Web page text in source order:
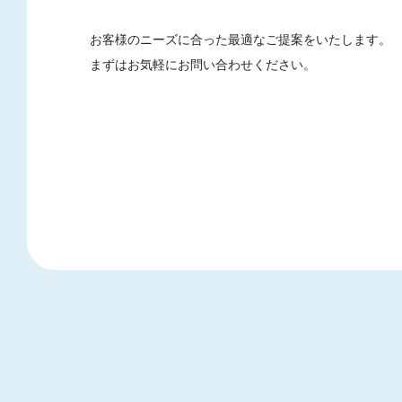
お客様のニーズに合った最適なご提案をいたします。
まずはお気軽にお問い合わせください。